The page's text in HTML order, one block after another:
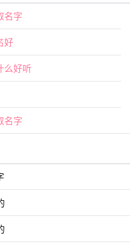
精选
【博知】
【元芷】
【今夏】
【书承】
【书睿】
【亦君】
【亦航】
【之夏】
名字
好
么好听
名字